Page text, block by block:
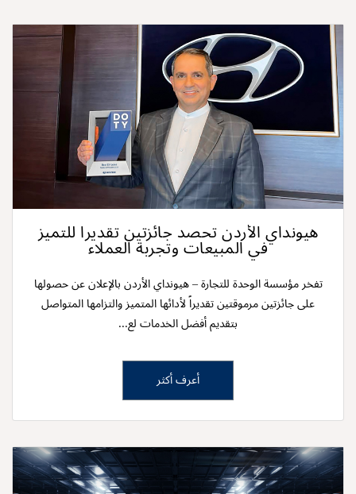
هيونداي الأردن تحصد جائزتين تقديراً للتميز
في المبيعات وتجربة العملاء
تفخر مؤسسة الوحدة للتجارة – هيونداي الأردن بالإعلان عن حصولها
على جائزتين مرموقتين تقديراً لأدائها المتميز‌‌ والتزامها المتواصل
بتقديم أفضل الخدمات لع...
أعرف أكثر